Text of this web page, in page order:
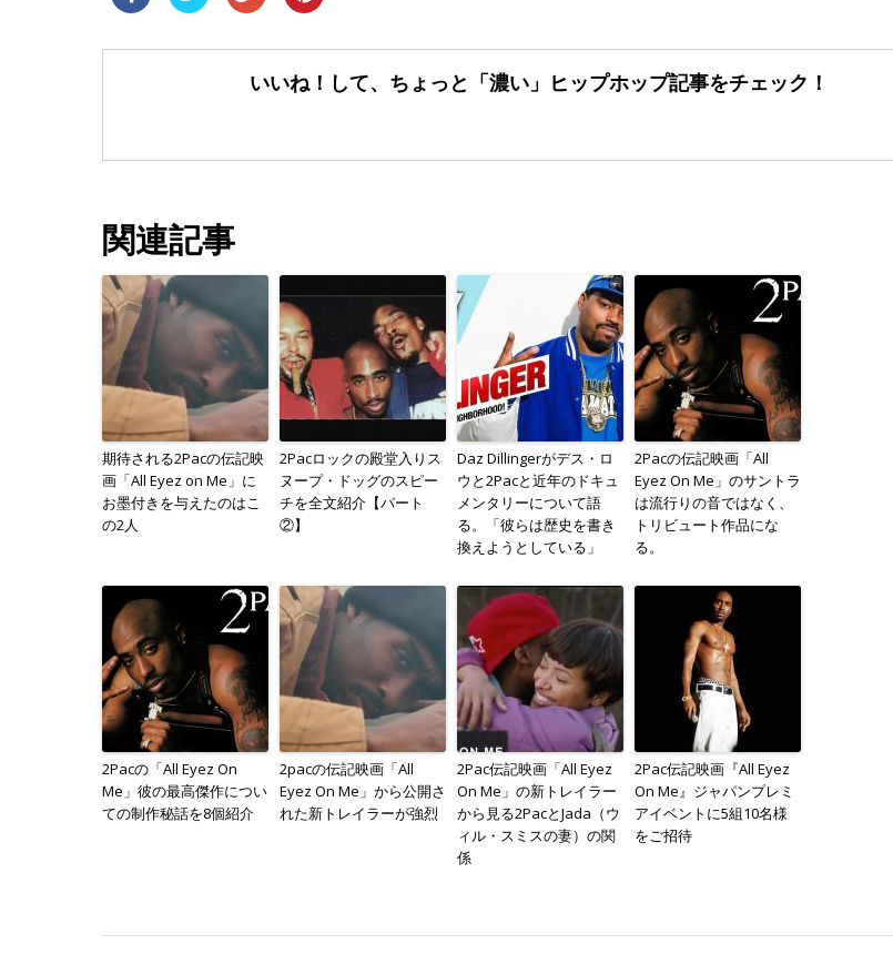
いいね！して、ちょっと「濃い」 ヒップホップ記事をチェック！
関連記事
期待される2Pacの伝記映
画「All Eyez on Me」に
お墨付きを与えたのはこ
の2人
2Pacロックの殿堂入りス
ヌープ・ドッグのスピー
チを全文紹介【パート
②】
Daz Dillingerがデス・ロ
ウと2Pacと近年のドキュ
メンタリーについて語
る。「彼らは歴史を書き
換えようとしている」
2Pacの伝記映画「All
Eyez On Me」のサントラ
は流行りの音ではなく、
トリビュート作品にな
る。
2Pacの「All Eyez On
Me」彼の最高傑作につい
ての制作秘話を8個紹介
2pacの伝記映画「All
Eyez On Me」から公開さ
れた新トレイラーが強烈
2Pac伝記映画「All Eyez
On Me」の新トレイラー
から見る2PacとJada（ウ
ィル・スミスの妻）の関
係
2Pac伝記映画『All Eyez
On Me』ジャパンプレミ
アイベントに5組10名様
をご招待